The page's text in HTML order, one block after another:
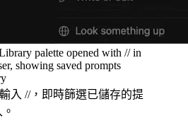
palette opened with // in
showing saved prompts
入 //，即時篩選已儲存的提